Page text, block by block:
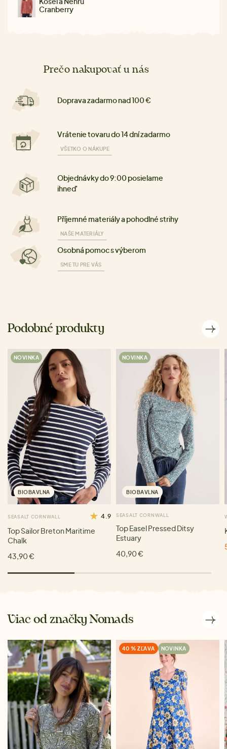
Cranberry
Prečo nakupovať u nás
Doprava zadarmo nad 100 €
Vrátenie tovaru do 14 dní zadarmo
VŠETKO O NÁKUPE
Objednávky do 9:00 posielame
ihneď
Příjemné materiály a pohodlné strihy
NAŠE MATERIÁLY
Osobná pomoc s výberom
SME TU PRE VÁS
Podobné produkty
NOVINKA
BIOBAVLNA
SEASALT CORNWALL 4.9
Top Sailor Breton Maritime
Chalk
43,90 €
NOVINKA
BIOBAVLNA
SEASALT CORNWALL
Top Easel Pressed Ditsy
Estuary
40,90 €
Viac od značky Nomads
40 % ZĽAVA NOVINKA